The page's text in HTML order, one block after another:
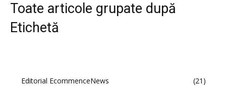
Toate articole grupate după
Etichetă
Editorial EcommenceNews
21